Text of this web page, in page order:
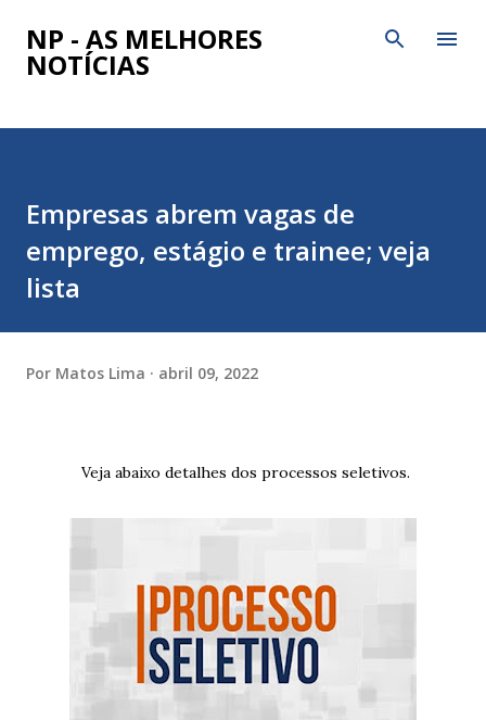
Pular para o conteúdo principal
NP - AS MELHORES
NOTÍCIAS
Empresas abrem vagas de
emprego, estágio e trainee; veja
lista
Por Matos Lima abril 09, 2022
Veja abaixo detalhes dos processos seletivos.